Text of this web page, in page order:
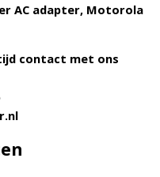
AC adapter, Motorola
contact met ons